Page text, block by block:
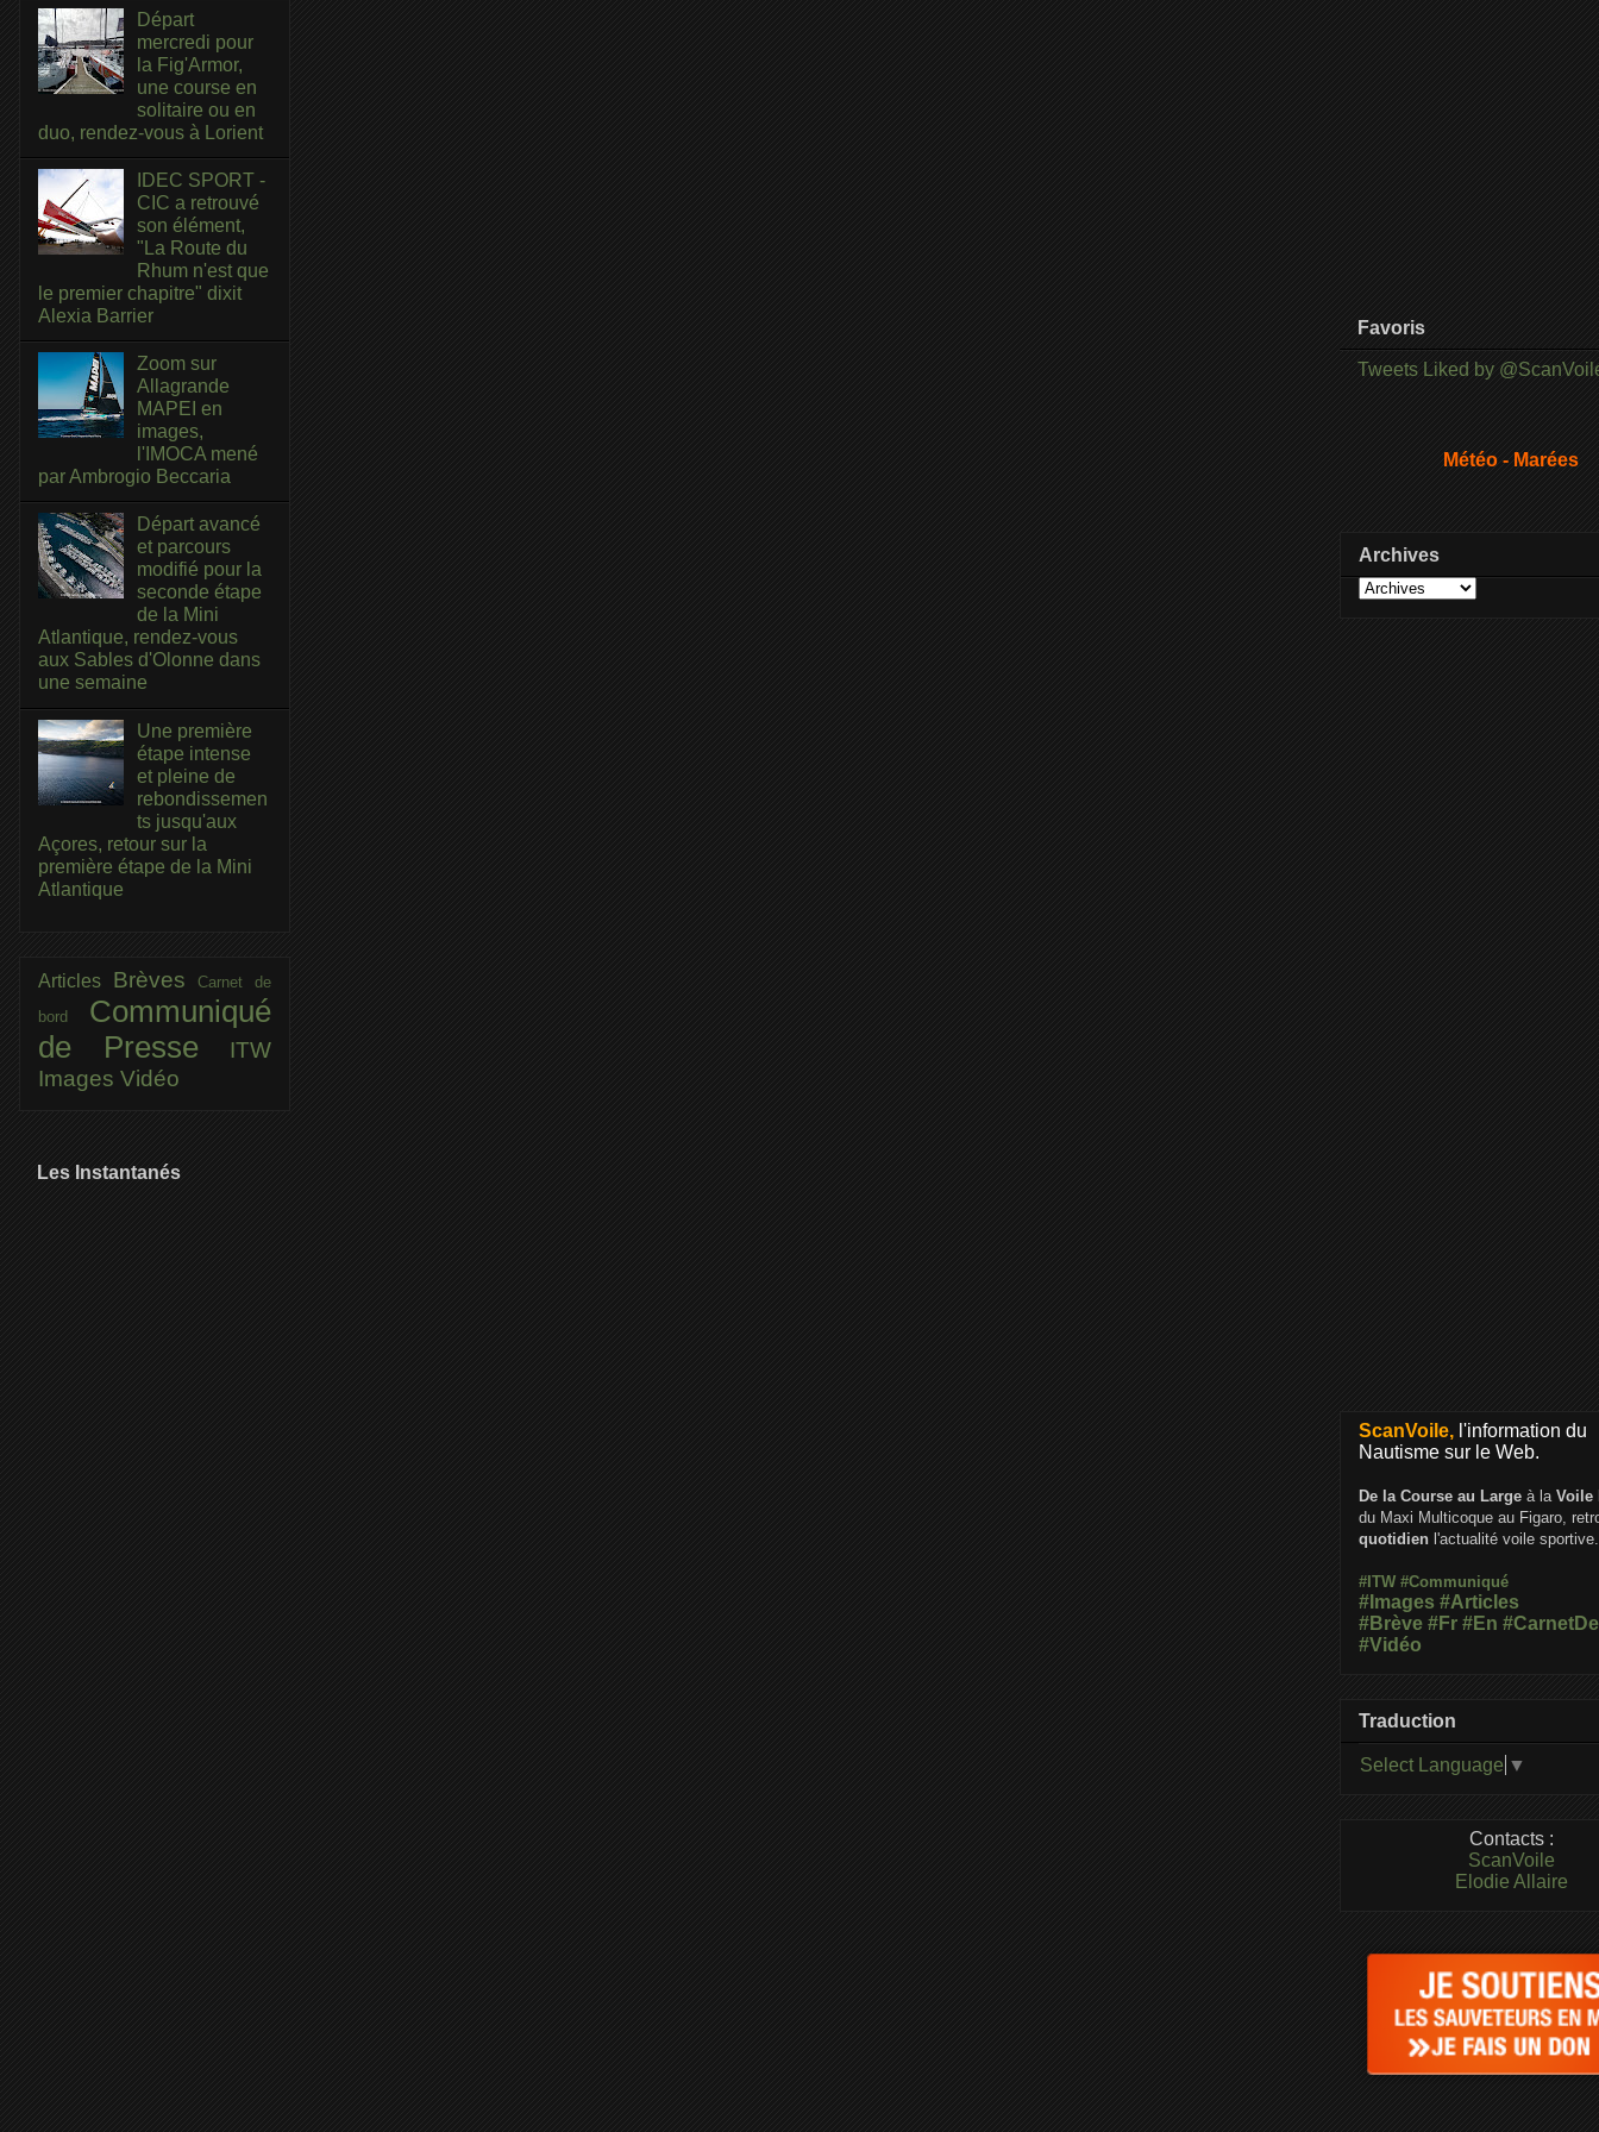
Départ
mercredi pour
la Fig'Armor,
une course en
solitaire ou en
duo, rendez-vous à Lorient
IDEC SPORT -
CIC a retrouvé
son élément,
"La Route du
Rhum n'est que
le premier chapitre" dixit
Alexia Barrier
Zoom sur
Allagrande
MAPEI en
images,
l'IMOCA mené
par Ambrogio Beccaria
Départ avancé
et parcours
modifié pour la
seconde étape
de la Mini
Atlantique, rendez-vous
aux Sables d'Olonne dans
une semaine
Une première
étape intense
et pleine de
rebondissemen
ts jusqu'aux
Açores, retour sur la
première étape de la Mini
Atlantique
Articles BrèvesCarnet de
bord Communiqué
de Presse
ITW
Images Vidéo
Les Instantanés
Favoris
Tweets Liked by
Météo - Marées
Archives
ScanVoile, l'information du
Nautisme sur le Web.
De la Course au Large à la Voile
du Maxi Multicoque au Figaro,
quotidien l'actualité voile sportive.
#ITW #Communiqué
#Images #Articles
#Brève #Fr #En
#Vidéo
Traduction
Select Language ▼
Contacts :
ScanVoile
Elodie Allaire